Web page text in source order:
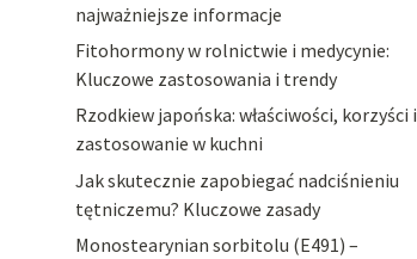
najważniejsze informacje
Fitohormony w rolnictwie i medycynie:
Kluczowe zastosowania i trendy
Rzodkiew japońska: właściwości, korzyści i
zastosowanie w kuchni
Jak skutecznie zapobiegać nadciśnieniu
tętniczemu? Kluczowe zasady
Monostearynian sorbitolu (E491) –